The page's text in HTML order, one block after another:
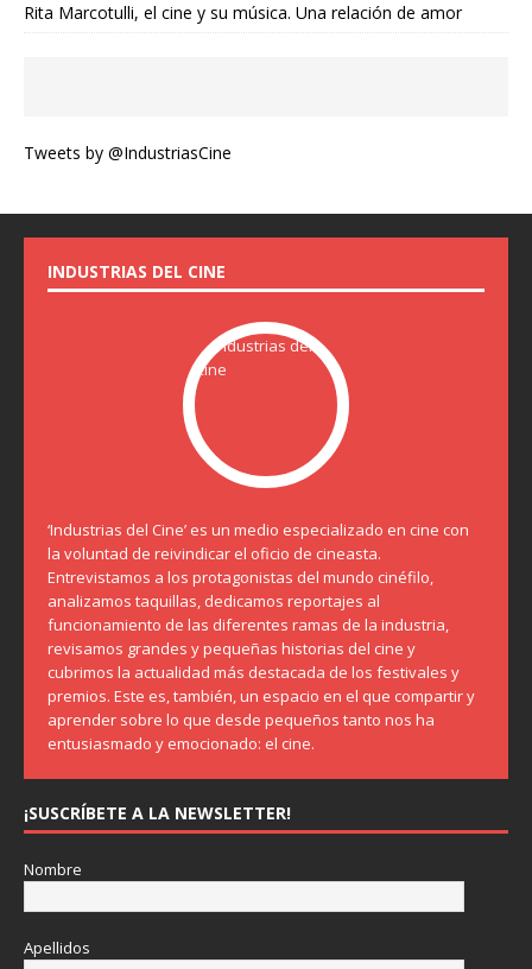
Rita Marcotulli, el cine y su música. Una relación de amor
Tweets by @IndustriasCine
INDUSTRIAS DEL CINE
‘Industrias del Cine’ es un medio especializado en cine con
la voluntad de reivindicar el oficio de cineasta.
Entrevistamos a los protagonistas del mundo cinéfilo,
analizamos taquillas, dedicamos reportajes al
funcionamiento de las diferentes ramas de la industria,
revisamos grandes y pequeñas historias del cine y
cubrimos la actualidad más destacada de los festivales y
premios. Este es, también, un espacio en el que compartir y
aprender sobre lo que desde pequeños tanto nos ha
entusiasmado y emocionado: el cine.
¡SUSCRÍBETE A LA NEWSLETTER!
Nombre
Apellidos